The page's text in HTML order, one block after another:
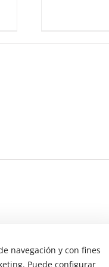
navegación y con fines
Puede configurar